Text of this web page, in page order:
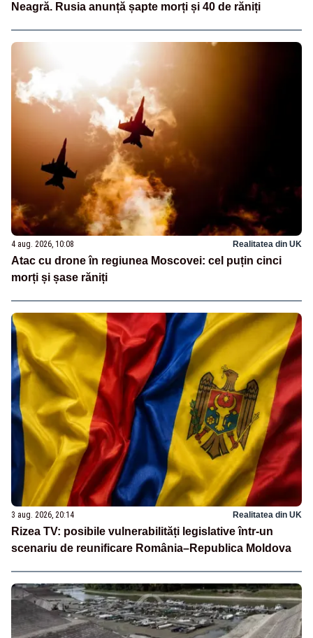
Neagră. Rusia anunță șapte morți și 40 de răniți
4 aug. 2026, 10:08 Realitatea din UK
Atac cu drone în regiunea Moscovei: cel puțin cinci
morți și șase răniți
3 aug. 2026, 20:14 Realitatea din UK
Rizea TV: posibile vulnerabilități legislative într-un
scenariu de reunificare România–Republica Moldova